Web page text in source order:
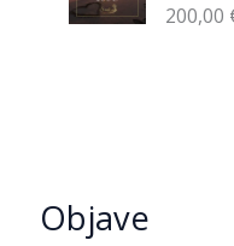
200,00
Objave